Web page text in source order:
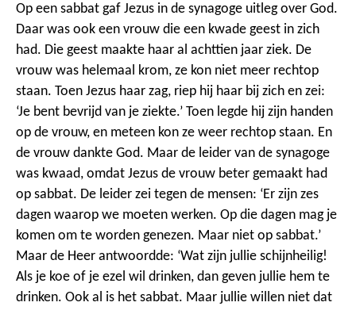
Op een sabbat gaf Jezus in de synagoge uitleg over God.
Daar was ook een vrouw die een kwade geest in zich
had. Die geest maakte haar al achttien jaar ziek. De
vrouw was helemaal krom, ze kon niet meer rechtop
staan. Toen Jezus haar zag, riep hij haar bij zich en zei:
‘Je bent bevrijd van je ziekte.’ Toen legde hij zijn handen
op de vrouw, en meteen kon ze weer rechtop staan. En
de vrouw dankte God. Maar de leider van de synagoge
was kwaad, omdat Jezus de vrouw beter gemaakt had
op sabbat. De leider zei tegen de mensen: ‘Er zijn zes
dagen waarop we moeten werken. Op die dagen mag je
komen om te worden genezen. Maar niet op sabbat.’
Maar de Heer antwoordde: ‘Wat zijn jullie schijnheilig!
Als je koe of je ezel wil drinken, dan geven jullie hem te
drinken. Ook al is het sabbat. Maar jullie willen niet dat